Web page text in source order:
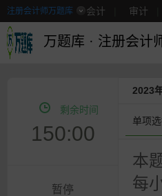
注册会计师万题库 会计 审计
万题库 · 注册会计
剩余时间
150:00
暂停
2023
单项
本
每